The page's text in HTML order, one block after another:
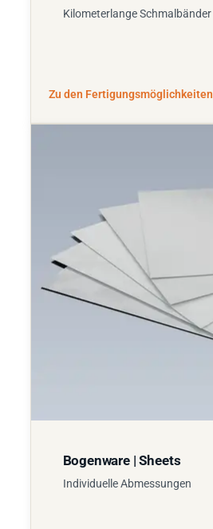
Kilometerlange Schmalbänder
Zu den Fertigungsmöglichkeiten
Bogenware | Sheets
Individuelle Abmessungen